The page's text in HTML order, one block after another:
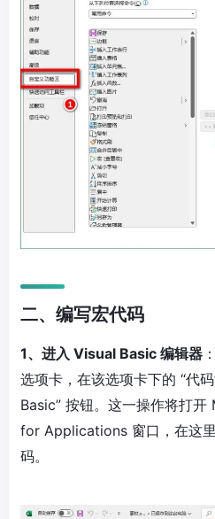
二、编写宏代码
1、进入 Visual Basic 编辑器
选项卡，在该选项卡下的 “代
Basic” 按钮。这一操作将打
for Applications 窗口，在这
码。